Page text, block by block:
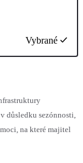
Vybrané
důsledku sezónnosti,
na které majitel